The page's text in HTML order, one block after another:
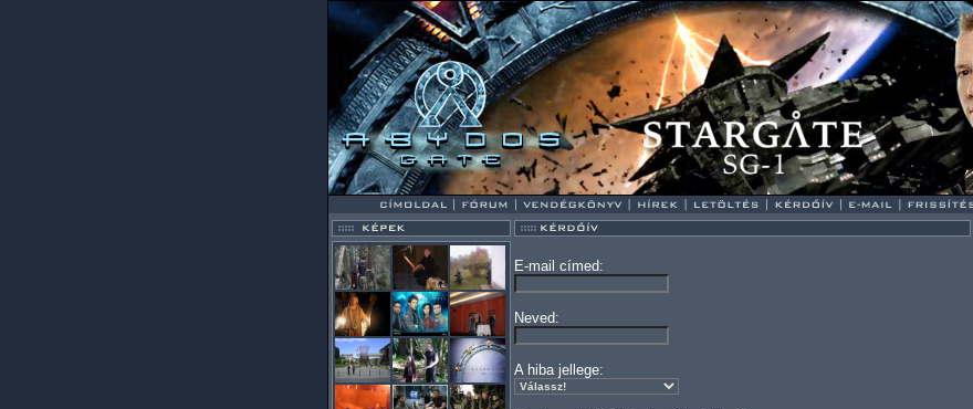
E-mail címed:
Neved:
A hiba jellege: